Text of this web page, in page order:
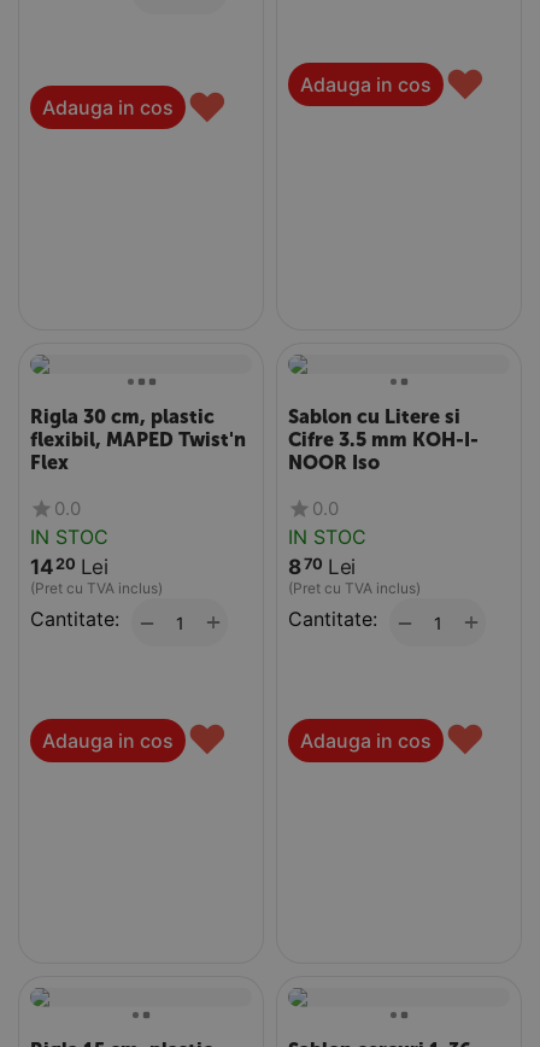
Adauga in cos ♥ Adauga in cos ♥
Rigla 30 cm, plastic
flexibil, MAPED Twist'n
Flex
0.0
IN STOC
1420 Lei
(Pret cu TVA inclus)
Cantitate: +
−
Adauga in cos ♥
Sablon cu Litere si
Cifre 3.5 mm KOH-I-
NOOR Iso
0.0
IN STOC
870 Lei
(Pret cu TVA inclus)
Cantitate: +
−
Adauga in cos ♥